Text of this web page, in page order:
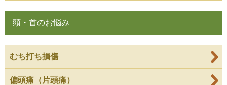
頭・首のお悩み
むち打ち損傷
偏頭痛（片頭痛）